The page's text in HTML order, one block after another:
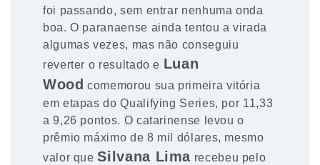
foi passando, sem entrar nenhuma onda
boa. O paranaense ainda tentou a virada
algumas vezes, mas não conseguiu
reverter o resultado e Luan
Wood comemorou sua primeira vitória
em etapas do Qualifying Series, por 11,33
a 9,26 pontos. O catarinense levou o
prêmio máximo de 8 mil dólares, mesmo
valor queSilvana Lima recebeu pelo